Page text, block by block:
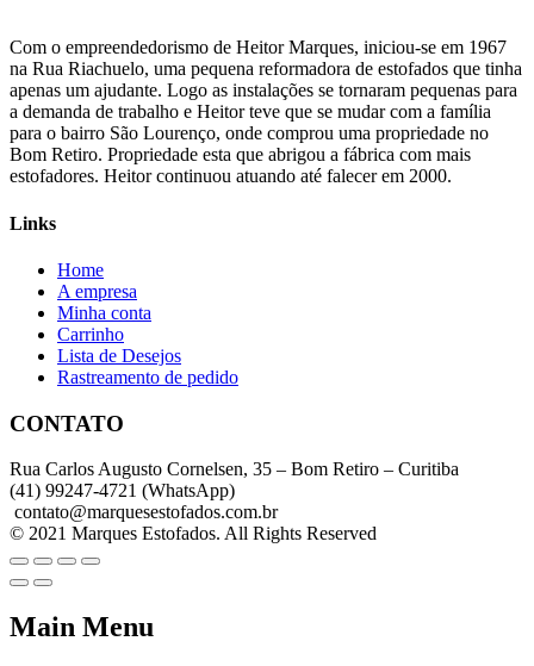
Com o empreendedorismo de Heitor Marques, iniciou-se em 1967
na Rua Riachuelo, uma pequena reformadora de estofados que tinha
apenas um ajudante. Logo as instalações se tornaram pequenas para
a demanda de trabalho e Heitor teve que se mudar com a família
para o bairro São Lourenço, onde comprou uma propriedade no
Bom Retiro. Propriedade esta que abrigou a fábrica com mais
estofadores. Heitor continuou atuando até falecer em 2000.
Links
Home
A empresa
Minha conta
Carrinho
Lista de Desejos
Rastreamento de pedido
CONTATO
Rua Carlos Augusto Cornelsen, 35 – Bom Retiro – Curitiba
(41) 99247-4721 (WhatsApp)
contato@marquesestofados.com.br
© 2021 Marques Estofados. All Rights Reserved
Main Menu